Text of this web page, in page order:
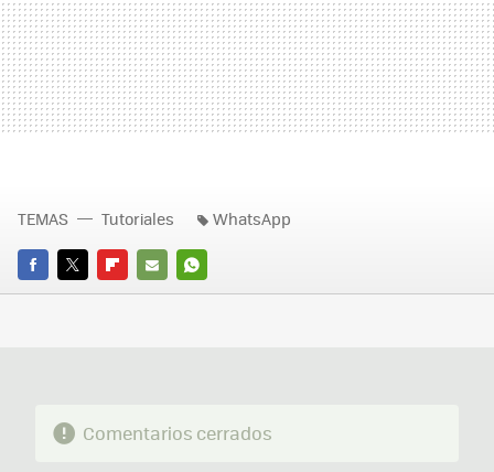
FACEBOOK
TWITTERFLIPBOARD
E-
WHATSAPP
TEMAS Tutoriales WhatsApp
Comentarios cerrados